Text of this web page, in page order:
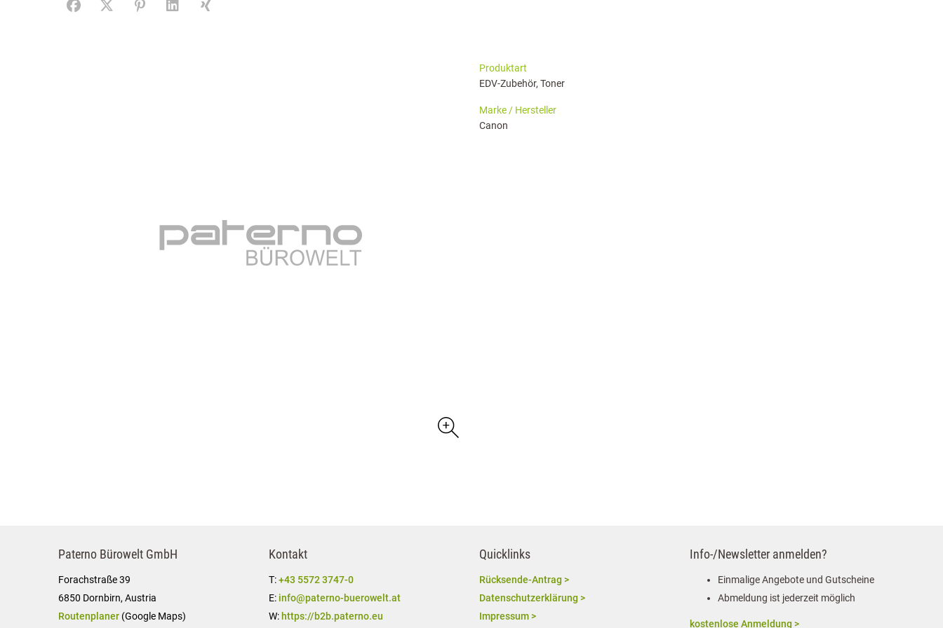
FacebookX (#[creator\plugin\share\core\structs\SocialSharingServiceSettings]:formaly_twitter#)
PinterestLinkedInXing
Produktart
EDV-Zubehör, Toner
Marke / Hersteller
Canon
Paterno Bürowelt GmbH
Forachstraße 39
6850 Dornbirn, Austria
Routenplaner (Google Maps)
Kontakt
T:+43 5572 3747-0
E: info@paterno-buerowelt.at
W: https://b2b.paterno.eu
Quicklinks
Rücksende-Antrag >
Datenschutzerklärung >
Impressum >
Info-/Newsletter anmelden?
Einmalige Angebote und Gutscheine
Abmeldung ist jederzeit möglich
kostenlose Anmeldung >